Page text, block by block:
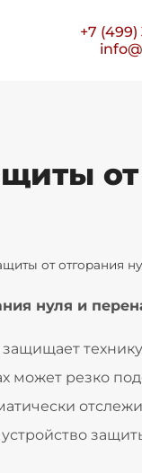
+7
от отгорания
нуля и
защищает
может резко
устройство